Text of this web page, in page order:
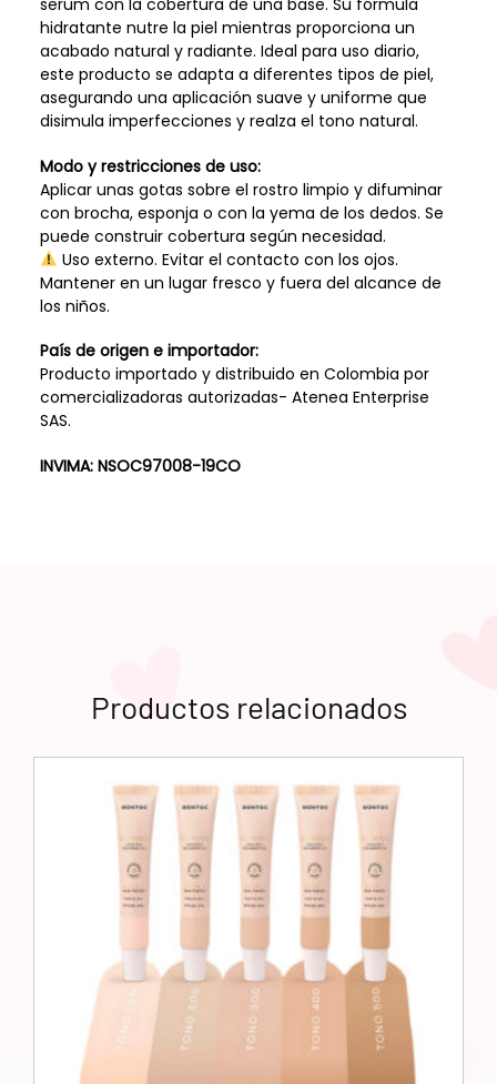
hidratante nutre la piel mientras proporciona un
acabado natural y radiante. Ideal para uso diario,
este producto se adapta a diferentes tipos de piel,
asegurando una aplicación suave y uniforme que
disimula imperfecciones y realza el tono natural.
Modo y restricciones de uso:
Aplicar unas gotas sobre el rostro limpio y difuminar
con brocha, esponja o con la yema de los dedos. Se
puede construir cobertura según necesidad.
Uso externo. Evitar el contacto con los ojos.
Mantener en un lugar fresco y fuera del alcance de
los niños.
País de origen e importador:
Producto importado y distribuido en Colombia por
comercializadoras autorizadas- Atenea Enterprise
SAS.
INVIMA: NSOC97008-19CO
Productos relacionados